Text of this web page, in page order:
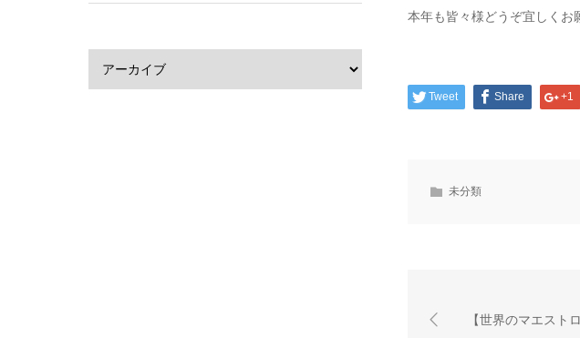
本年も皆々様どうぞ宜しくお
Tweet Share +1
未分類
【世界のマエストロ